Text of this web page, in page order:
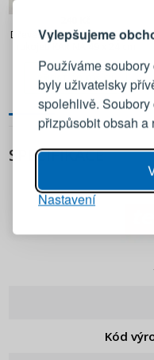
Vylepšujeme
Používáme
byly uživatelsky
spolehlivě.
přizpůsobit obsah a
Nastavení
Dřevěné prkénko na krájení s
rukojetí KARINA 49 x 24 cm
PŘIDAT DO KOŠÍKU
SPECIFIKACE
Kód
Přihlaste
Emailová adresa